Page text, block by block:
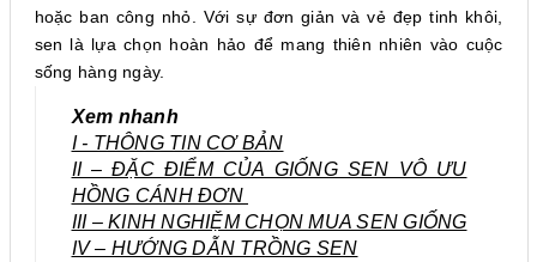
hoặc ban công nhỏ. Với sự đơn giản và vẻ đẹp tinh khôi,
sen là lựa chọn hoàn hảo để mang thiên nhiên vào cuộc
sống hàng ngày.
Xem nhanh
I - THÔNG TIN CƠ BẢN
II – ĐẶC ĐIỂM CỦA GIỐNG SEN VÔ ƯU
HỒNG CÁNH ĐƠN
III – KINH NGHIỆM CHỌN MUA SEN GIỐNG
IV – HƯỚNG DẪN TRỒNG SEN